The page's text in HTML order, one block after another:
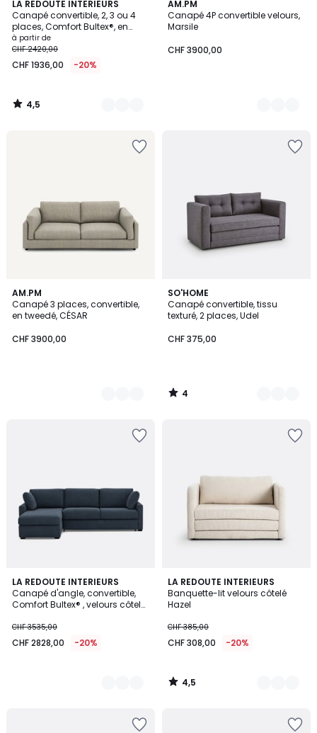
LA REDOUTE INTERIEURS
Canapé convertible, 2, 3 ou 4
places, Comfort Bultex®, en
texturé chiné, TIMOR
à partir de
CHF 2420,00
CHF 1936,00 -20%
4,5
/ 5
3
Couleurs
4,5
/
AM.PM
Canapé 4P convertible velours,
Marsile
CHF 3900,00
17
Couleurs
AM.PM
Canapé 3 places, convertible,
en tweedé, CÉSAR
CHF 3900,00
3
Couleurs
SO'HOME
Canapé convertible, tissu
texturé, 2 places, Udel
CHF 375,00
4
/
5
3
Couleurs
4
/
LA REDOUTE INTERIEURS
Canapé d'angle, convertible,
Comfort Bultex® , velours côtelé
CHF 3535,00
CHF 2828,00 -20%
5
Couleurs
LA REDOUTE INTERIEURS
Banquette-lit velours côtelé
Hazel
CHF 385,00
CHF 308,00 -20%
4,5
/ 5
2
Couleurs
4,5
/